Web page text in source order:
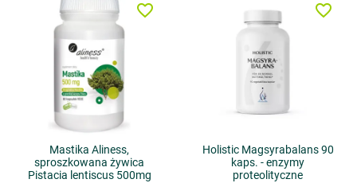
Mastika Aliness,
sproszkowana żywica
Pistacia lentiscus 500mg
favorite_border
Holistic Magsyrabalans 90
kaps. - enzymy
proteolityczne
favorite_border